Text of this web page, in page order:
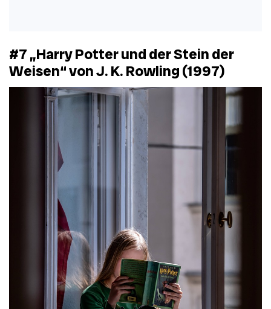
#7 „Harry Potter und der Stein der
Weisen“ von J. K. Rowling (1997)